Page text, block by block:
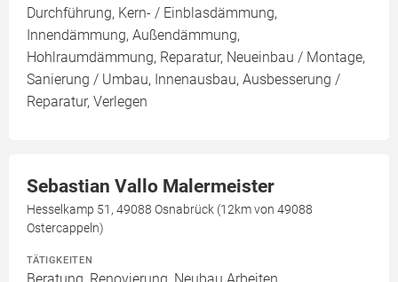
Durchführung, Kern- / Einblasdämmung,
Innendämmung, Außendämmung,
Hohlraumdämmung, Reparatur, Neueinbau / Montage,
Sanierung / Umbau, Innenausbau, Ausbesserung /
Reparatur, Verlegen
Sebastian Vallo Malermeister
Hesselkamp 51, 49088 Osnabrück (12km von 49088
Ostercappeln)
TÄTIGKEITEN